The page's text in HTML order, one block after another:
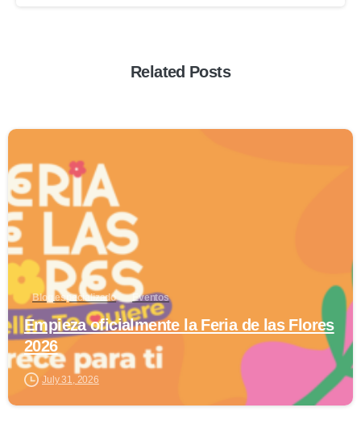
Related Posts
Blog especializado Eventos
Empieza oficialmente la Feria de las Flores
2026
July 31, 2026